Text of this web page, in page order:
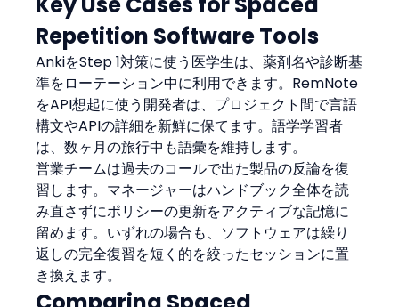
Repetition Software Tools
AnkiをStep 1対策に使う医学生は、薬剤名や診断基
準をローテーション中に利用できます。RemNote
をAPI想起に使う開発者は、プロジェクト間で言語
構文やAPIの詳細を新鮮に保てます。語学学習者
は、数ヶ月の旅行中も語彙を維持します。
営業チームは過去のコールで出た製品の反論を復
習します。マネージャーはハンドブック全体を読
み直さずにポリシーの更新をアクティブな記憶に
留めます。いずれの場合も、ソフトウェアは繰り
返しの完全復習を短く的を絞ったセッションに置
き換えます。